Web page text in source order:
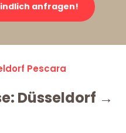
anfragen!
Pescara
Düsseldorf →